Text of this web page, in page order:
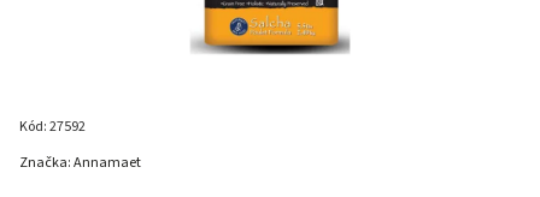
Kód:27592
Značka:Annamaet